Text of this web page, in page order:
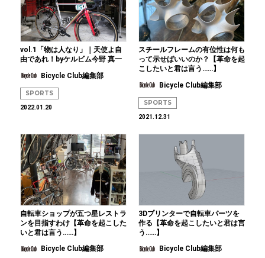
vol.1「物は人なり」｜天使よ自
由であれ！byケルビム今野 真一
Bicycle Club編集部
SPORTS
2022.01.20
スチールフレームの有位性は何も
って示せばいいのか？【革命を起
こしたいと君は言う……】
Bicycle Club編集部
SPORTS
2021.12.31
自転車ショップが五つ星レストラ
ンを目指すわけ【革命を起こした
いと君は言う……】
Bicycle Club編集部
3Dプリンターで自転車パーツを
作る【革命を起こしたいと君は言
う……】
Bicycle Club編集部